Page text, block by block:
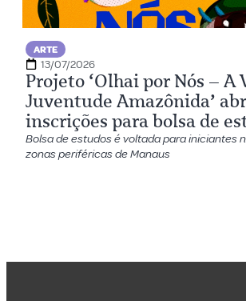
ARTE
13/07/2026
Projeto ‘Olhai por Nós – A
Juventude Amazônida’
inscrições para bolsa de
Bolsa de estudos é voltada para iniciantes
zonas periféricas de Manaus